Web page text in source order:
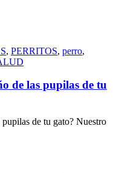
, PERRITOS, perro,
de las pupilas de tu
de tu gato? Nuestro